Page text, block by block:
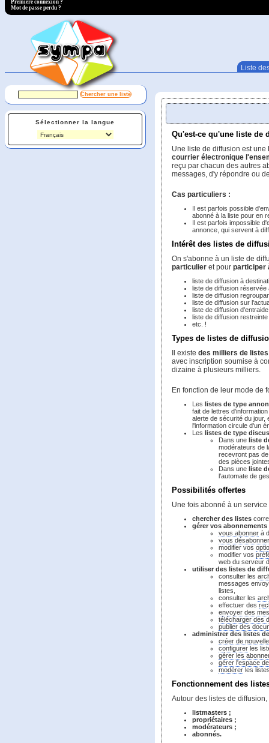
Première connexion ?
Mot de passe perdu ?
Liste
Sélectionner la langue
Qu'est-ce qu'une liste de
Une liste de diffusion est une
courrier électronique
reçu par chacun des autres
messages, d'y répondre ou
Cas particuliers :
Il est parfois possible
abonné à la liste pour en
Il est parfois impossible
annonce, qui servent à
Intérêt des listes de
On s'abonne à un liste de
particulier et pour participer
liste de diffusion à
liste de diffusion
liste de diffusion
liste de diffusion sur
liste de diffusion
liste de diffusion
etc. !
Types de listes de
Il existe des milliers de
avec inscription soumise à
dizaine à plusieurs milliers.
En fonction de leur mode de
Les listes de type
fait de lettres
alerte de sécurité du jour,
l'information circule d'un
Les listes de type
Dans une liste
modérateurs de
recevront pas
des pièces
Dans une liste
l'automate de
Possibilités offertes
Une fois abonné à un
chercher des listes
gérer vos abonnements
vous abonner à
vous désabonner
modifier vos
modifier vos
web du serveur
utiliser des listes de
consulter les
messages
listes,
consulter les
effectuer des
envoyer des
télécharger des
publier des
administrer des listes
créer de
configurer les
gérer les
gérer l'espace
modérer les
Fonctionnement des
Autour des listes de
listmasters ;
propriétaires ;
modérateurs ;
abonnés.